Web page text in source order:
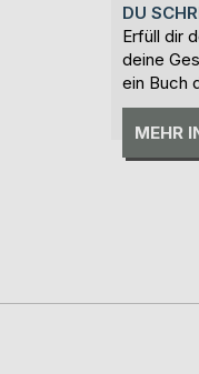
DU
Erfüll dir
deine
ein Buch
MEHR